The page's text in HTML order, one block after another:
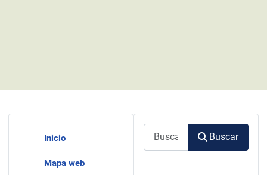
Inicio
Mapa web
Buscar